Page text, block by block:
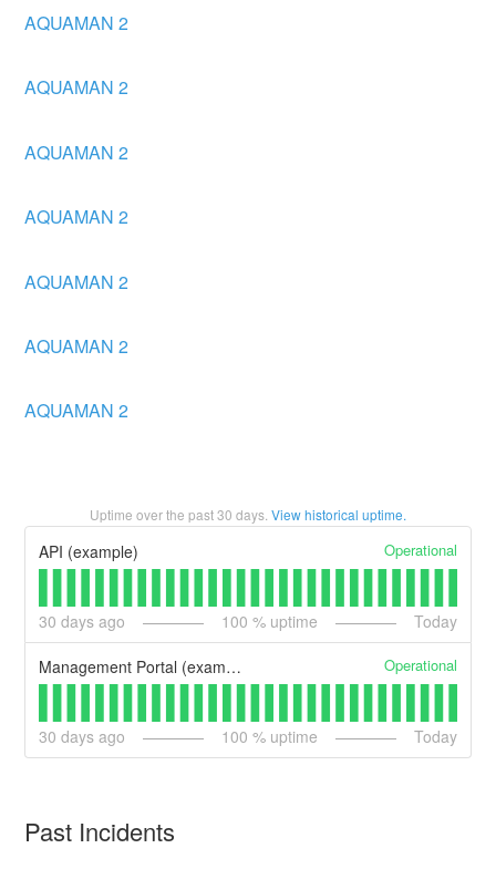
AQUAMAN 2
AQUAMAN 2
AQUAMAN 2
AQUAMAN 2
AQUAMAN 2
AQUAMAN 2
AQUAMAN 2
Uptime over the past30 days. View historical uptime.
API (example) Operational
30 days ago 100 % uptime Today
Management Portal (example) Operational
30 days ago 100 % uptime Today
Past Incidents